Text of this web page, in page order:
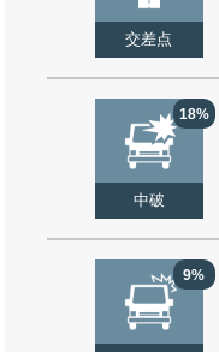
交差点
18%
中破
9%